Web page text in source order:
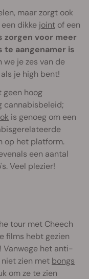
maar zorgt ook
dikke joint of een
zorgen voor meer
te aangenamer is
we je zes van de
je high bent!
geen hoog
cannabisbeleid;
is genoeg om een
op het platform.
een aantal
Veel plezier!
tour met Cheech
films hebt gezien
Vanwege het anti-
zien met bongs
om ze te zien